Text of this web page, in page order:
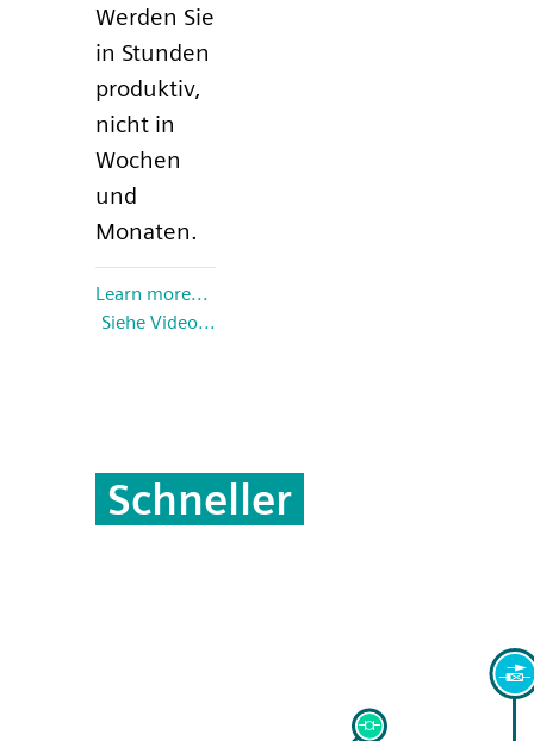
Werden Sie
in Stunden
produktiv,
nicht in
Wochen
und
Monaten.
Learn more...
Siehe Video...
Schneller